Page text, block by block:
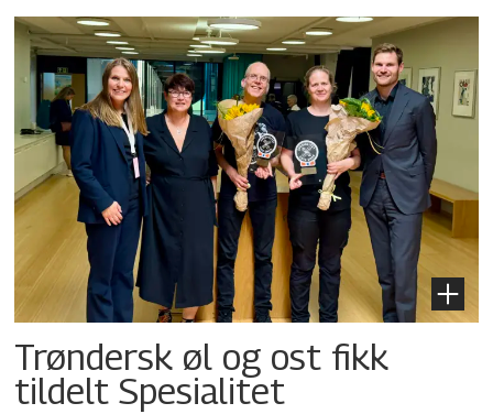
Trøndersk øl og ost fikk
tildelt Spesialitet